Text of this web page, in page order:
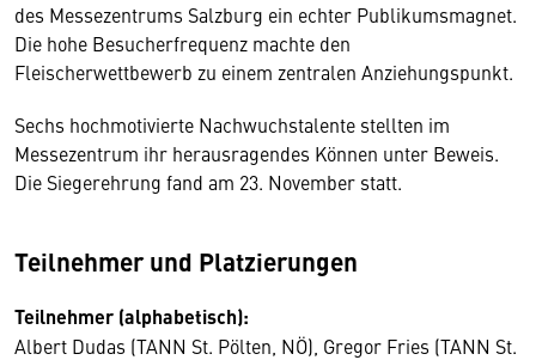
des Messezentrums Salzburg ein echter Publikumsmagnet.
Die hohe Besucherfrequenz machte den
Fleischerwettbewerb zu einem zentralen Anziehungspunkt.
Sechs hochmotivierte Nachwuchstalente stellten im
Messezentrum ihr herausragendes Können unter Beweis.
Die Siegerehrung fand am 23. November statt.
Teilnehmer und Platzierungen
Teilnehmer (alphabetisch):
Albert Dudas (TANN St. Pölten, NÖ), Gregor Fries (TANN St.